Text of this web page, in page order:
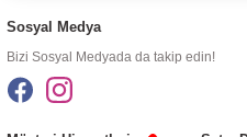
Sosyal Medya
Bizi Sosyal Medyada da takip edin!